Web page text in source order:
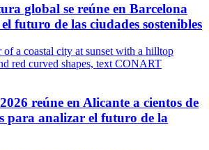
global se reúne en Barcelona
futuro de las ciudades sostenibles
reúne en Alicante a cientos de
para analizar el futuro de la